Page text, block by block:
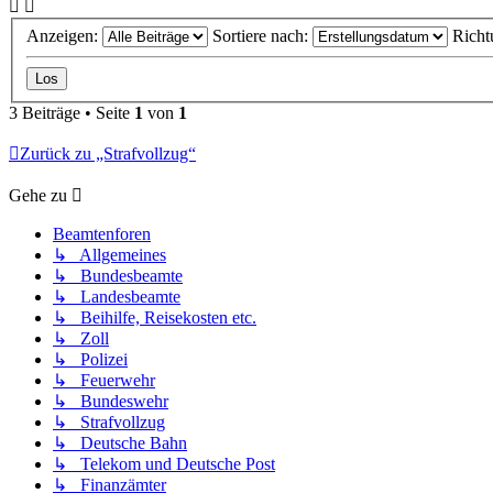
Anzeigen: Sortiere nach:
3 Beiträge • Seite 1 von 1
Zurück zu „Strafvollzug“
Gehe zu
Beamtenforen
↳ Allgemeines
↳ Bundesbeamte
↳ Landesbeamte
↳ Beihilfe, Reisekosten etc.
↳ Zoll
↳ Polizei
↳ Feuerwehr
↳ Bundeswehr
↳ Strafvollzug
↳ Deutsche Bahn
↳ Telekom und Deutsche Post
↳ Finanzämter